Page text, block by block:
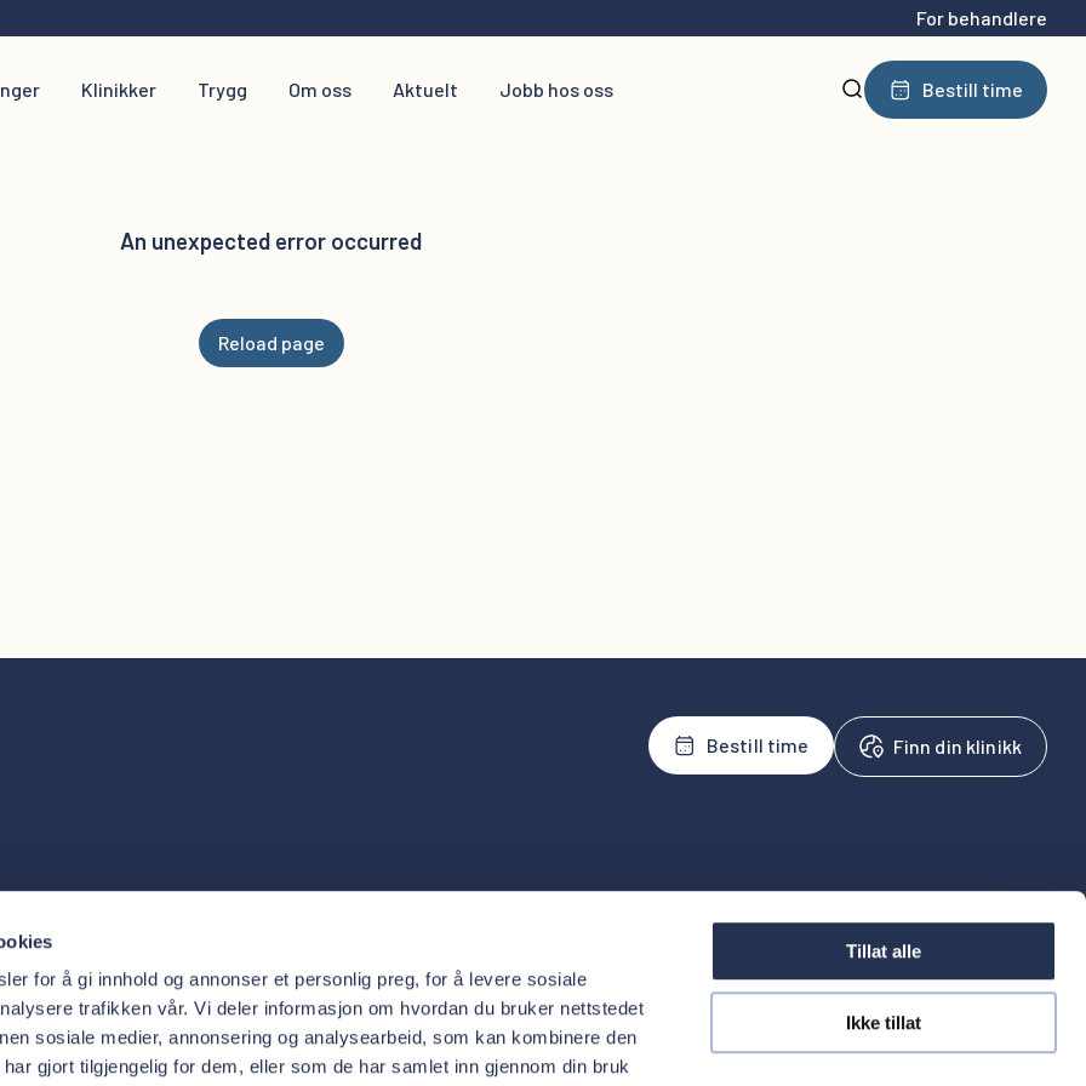
for å gi innhold og annonser et personlig preg, for å levere sosiale
trafikken vår. Vi deler informasjon om hvordan du bruker nettstedet
sosiale medier, annonsering og analysearbeid, som kan kombinere den
gjort tilgjengelig for dem, eller som de har samlet inn gjennom din bruk
Tillat alle
Ikke tillat
For behandlere
Klinikker Trygg Om oss Aktuelt Jobb hos oss Bestill time
An unexpected error occurred
Reload page
Bestill time Finn din klinikk
Priser
Trygg
Aktuelt
Administrasjon
Henvis